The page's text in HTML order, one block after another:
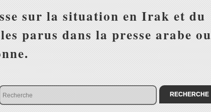
sur la situation en Irak et du
parus dans la presse arabe ou